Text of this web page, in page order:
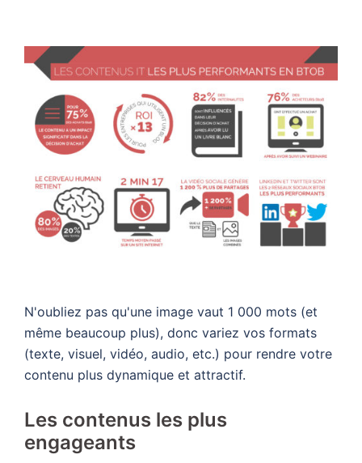
N'oubliez pas qu'une image vaut 1 000 mots (et
même beaucoup plus), donc variez vos formats
(texte, visuel, vidéo, audio, etc.) pour rendre votre
contenu plus dynamique et attractif.
Les contenus les plus
engageants